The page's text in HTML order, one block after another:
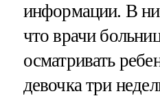
информации. В
что врачи
осматривать
девочка три